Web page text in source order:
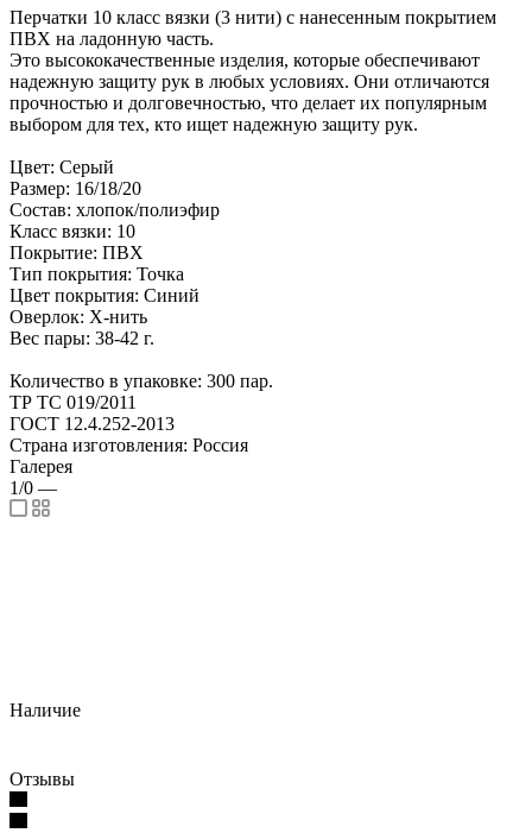
Перчатки 10 класс вязки (3 нити) с нанесенным покрытием
ПВХ на ладонную часть.
Это высококачественные изделия, которые обеспечивают
надежную защиту рук в любых условиях. Они отличаются
прочностью и долговечностью, что делает их популярным
выбором для тех, кто ищет надежную защиту рук.
Цвет: Серый
Размер: 16/18/20
Состав: хлопок/полиэфир
Класс вязки: 10
Покрытие: ПВХ
Тип покрытия: Точка
Цвет покрытия: Синий
Оверлок: Х-нить
Вес пары: 38-42 г.
Количество в упаковке: 300 пар.
ТР ТС 019/2011
ГОСТ 12.4.252-2013
Страна изготовления: Россия
Галерея
1/0 —
Наличие
Отзывы